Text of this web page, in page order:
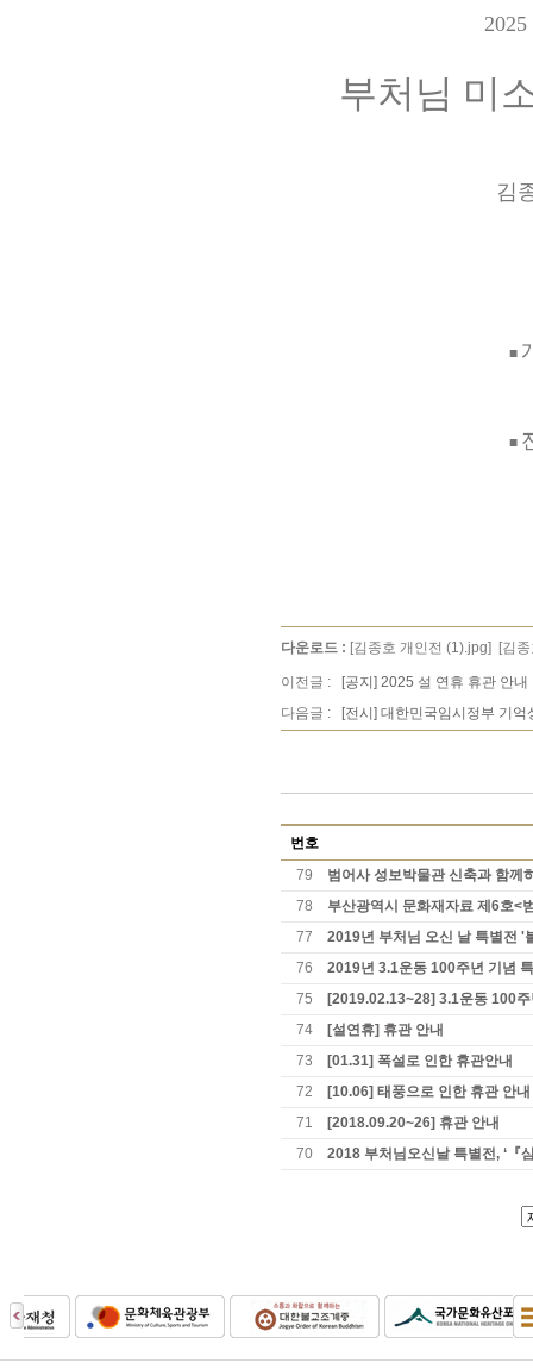
부처님 미
김
■
■
다운로드 : [김종호 개인전 (1).jpg] [김
이전글 :
[공지] 2025 설 연휴 휴관 안내
다음글 :
[전시] 대한민국임시정부 기억
번호
79
범어사 성보박물관 신축과 함께
78
부산광역시 문화재자료 제6호<
77
2019년 부처님 오신 날 특별전 '
76
2019년 3.1운동 100주년 기념
75
[2019.02.13~28] 3.1운동 100
74
[설연휴] 휴관 안내
73
[01.31] 폭설로 인한 휴관안내
72
[10.06] 태풍으로 인한 휴관 안내
71
[2018.09.20~26] 휴관 안내
70
2018 부처님오신날 특별전, ‘『